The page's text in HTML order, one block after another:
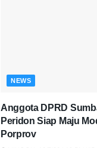
NEWS
Anggota DPRD
Peridon Siap Maju
Porprov